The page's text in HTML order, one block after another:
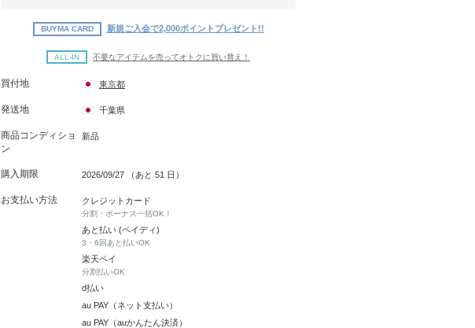
BUYMA CARD 新規ご入会で2,000ポイントプレゼント!!
ALL-IN 不要なアイテムを売ってオトクに買い替え！
買付地 東京都
発送地 千葉県
商品コンディショ
ン
新品
購入期限 2026/09/27 （あと 51 日）
お支払い方法 クレジットカード
分割・ボーナス一括OK！
あと払い (ペイディ)
3・6回あと払いOK
楽天ペイ
分割払いOK
d払い
au PAY（ネット支払い）
au PAY（auかんたん決済）